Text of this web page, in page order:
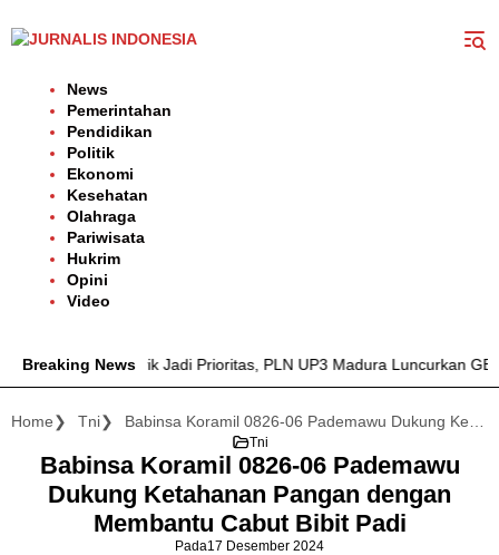
ke
News
Pemerintahan
Pendidikan
Politik
Ekonomi
Kesehatan
Olahraga
Pariwisata
Hukrim
Opini
Video
Breaking News
Listrik Jadi Prioritas, PLN UP3 Madura Luncurkan GEMPUR
Home Tni
Tni
Babinsa Koramil 0826-06 Pademawu
Dukung Ketahanan Pangan dengan
Membantu Cabut Bibit Padi
Pada17 Desember 2024